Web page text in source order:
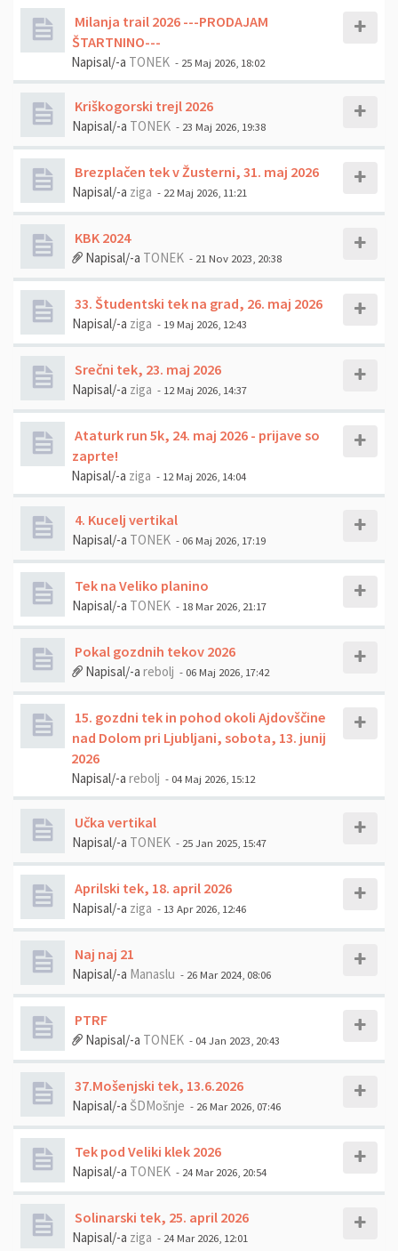
Milanja trail 2026 ---PRODAJAM
ŠTARTNINO---
Napisal/-a TONEK - 25 Maj 2026, 18:02
Kriškogorski trejl 2026
Napisal/-a TONEK - 23 Maj 2026, 19:38
Brezplačen tek v Žusterni, 31. maj 2026
Napisal/-a ziga - 22 Maj 2026, 11:21
KBK 2024
Napisal/-a TONEK - 21 Nov 2023, 20:38
33. Študentski tek na grad, 26. maj 2026
Napisal/-a ziga - 19 Maj 2026, 12:43
Srečni tek, 23. maj 2026
Napisal/-a ziga - 12 Maj 2026, 14:37
Ataturk run 5k, 24. maj 2026 - prijave so
zaprte!
Napisal/-a ziga - 12 Maj 2026, 14:04
4. Kucelj vertikal
Napisal/-a TONEK - 06 Maj 2026, 17:19
Tek na Veliko planino
Napisal/-a TONEK - 18 Mar 2026, 21:17
Pokal gozdnih tekov 2026
Napisal/-a rebolj - 06 Maj 2026, 17:42
15. gozdni tek in pohod okoli Ajdovščine
nad Dolom pri Ljubljani, sobota, 13. junij
2026
Napisal/-a rebolj - 04 Maj 2026, 15:12
Učka vertikal
Napisal/-a TONEK - 25 Jan 2025, 15:47
Aprilski tek, 18. april 2026
Napisal/-a ziga - 13 Apr 2026, 12:46
Naj naj 21
Napisal/-a Manaslu - 26 Mar 2024, 08:06
PTRF
Napisal/-a TONEK - 04 Jan 2023, 20:43
37.Mošenjski tek, 13.6.2026
Napisal/-a ŠDMošnje - 26 Mar 2026, 07:46
Tek pod Veliki klek 2026
Napisal/-a TONEK - 24 Mar 2026, 20:54
Solinarski tek, 25. april 2026
Napisal/-a ziga - 24 Mar 2026, 12:01